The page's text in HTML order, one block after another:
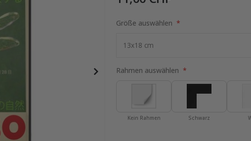
15,00 €
Größe auswählen
Rahmen auswählen
Kein Rahmen Schwarz